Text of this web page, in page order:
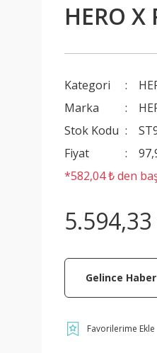
HERO X
Kategori
Marka
Stok Kodu
Fiyat
*582,04 ₺ den
Gelince